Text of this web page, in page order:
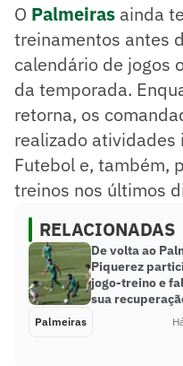
O Palmeiras ainda
treinamentos antes
calendário de jogos
da temporada.
retorna, os
realizado atividades
Futebol e, também,
treinos nos últimos
RELACIONADAS
De volta ao
Piquerez
jogo-treino e
sua
Palmeiras